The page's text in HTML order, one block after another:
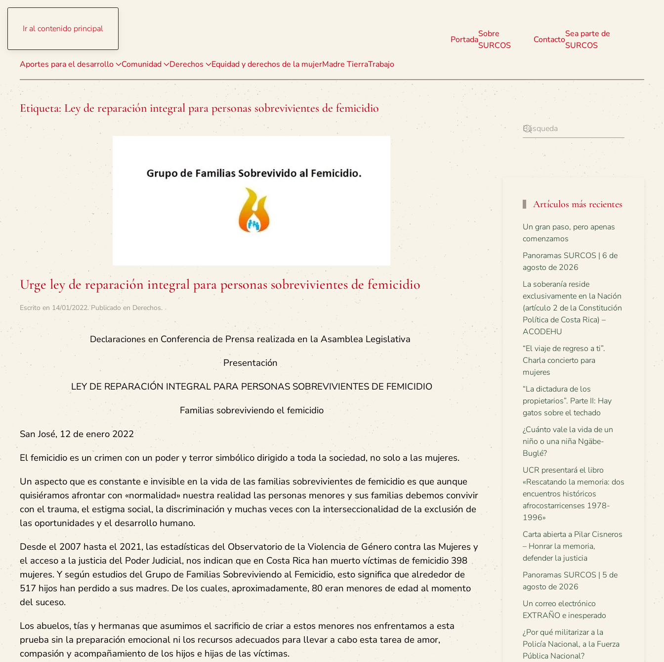
Ir al contenido principal
Aportes para el desarrollo Comunidad Derechos Equidad y derechos de la mujerMadre TierraTrabajo
Portada
Sobre
SURCOS
Contacto
Sea parte de
SURCOS
Etiqueta: Ley de reparación integral para personas sobrevivientes de femicidio
Urge ley de reparación integral para personas sobrevivientes de femicidio
Escrito en 14/01/2022. Publicado en Derechos.
Declaraciones en Conferencia de Prensa realizada en la Asamblea Legislativa
Presentación
LEY DE REPARACIÓN INTEGRAL PARA PERSONAS SOBREVIVIENTES DE FEMICIDIO
Familias sobreviviendo el femicidio
San José, 12 de enero 2022
El femicidio es un crimen con un poder y terror simbólico dirigido a toda la sociedad, no solo a las mujeres.
Un aspecto que es constante e invisible en la vida de las familias sobrevivientes de femicidio es que aunque
quisiéramos afrontar con «normalidad» nuestra realidad las personas menores y sus familias debemos convivir
con el trauma, el estigma social, la discriminación y muchas veces con la interseccionalidad de la exclusión de
las oportunidades y el desarrollo humano.
Desde el 2007 hasta el 2021, las estadísticas del Observatorio de la Violencia de Género contra las Mujeres y
el acceso a la justicia del Poder Judicial, nos indican que en Costa Rica han muerto víctimas de femicidio 398
mujeres. Y según estudios del Grupo de Familias Sobreviviendo al Femicidio, esto significa que alrededor de
517 hijos han perdido a sus madres. De los cuales, aproximadamente, 80 eran menores de edad al momento
del suceso.
Los abuelos, tías y hermanas que asumimos el sacrificio de criar a estos menores nos enfrentamos a esta
prueba sin la preparación emocional ni los recursos adecuados para llevar a cabo esta tarea de amor,
compasión y acompañamiento de los hijos e hijas de las víctimas.
Artículos más recientes
Un gran paso, pero apenas
comenzamos
Panoramas SURCOS | 6 de
agosto de 2026
La soberanía reside
exclusivamente en la Nación
(artículo 2 de la Constitución
Política de Costa Rica) –
ACODEHU
“El viaje de regreso a ti”.
Charla concierto para
mujeres
“La dictadura de los
propietarios”. Parte II: Hay
gatos sobre el techado
¿Cuánto vale la vida de un
niño o una niña Ngäbe-
Buglé?
UCR presentará el libro
«Rescatando la memoria: dos
encuentros históricos
afrocostarricenses 1978-
1996»
Carta abierta a Pilar Cisneros
– Honrar la memoria,
defender la justicia
Panoramas SURCOS | 5 de
agosto de 2026
Un correo electrónico
EXTRAÑO e inesperado
¿Por qué militarizar a la
Policía Nacional, a la Fuerza
Pública Nacional?